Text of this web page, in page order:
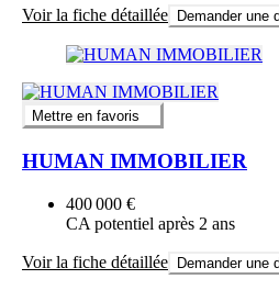
Voir la fiche détaillée Demander une
Mettre en favoris
HUMAN IMMOBILIER
400 000 €
CA potentiel après 2 ans
Voir la fiche détaillée Demander une